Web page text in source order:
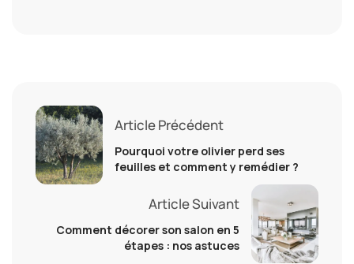
Article Précédent
Pourquoi votre olivier perd ses
feuilles et comment y remédier ?
Article Suivant
Comment décorer son salon en 5
étapes : nos astuces